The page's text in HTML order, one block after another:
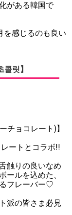
がある韓国で
を感じるのも良い
릿】
チョコレート)】
ートとコラボ!!
触りの良いなめ
ールを込めた、
フレーバー♡
派の皆さま必見